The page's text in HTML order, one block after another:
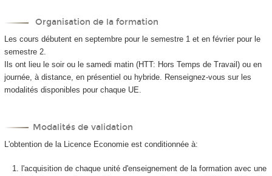
Organisation de la formation
Les cours débutent en septembre pour le semestre 1 et en février pour le
semestre 2.
Ils ont lieu le soir ou le samedi matin (HTT: Hors Temps de Travail) ou en
journée, à distance, en présentiel ou hybride. Renseignez-vous sur les
modalités disponibles pour chaque UE.
Modalités de validation
L'obtention de la Licence Economie est conditionnée à:
l'acquisition de chaque unité d'enseignement de la formation avec une